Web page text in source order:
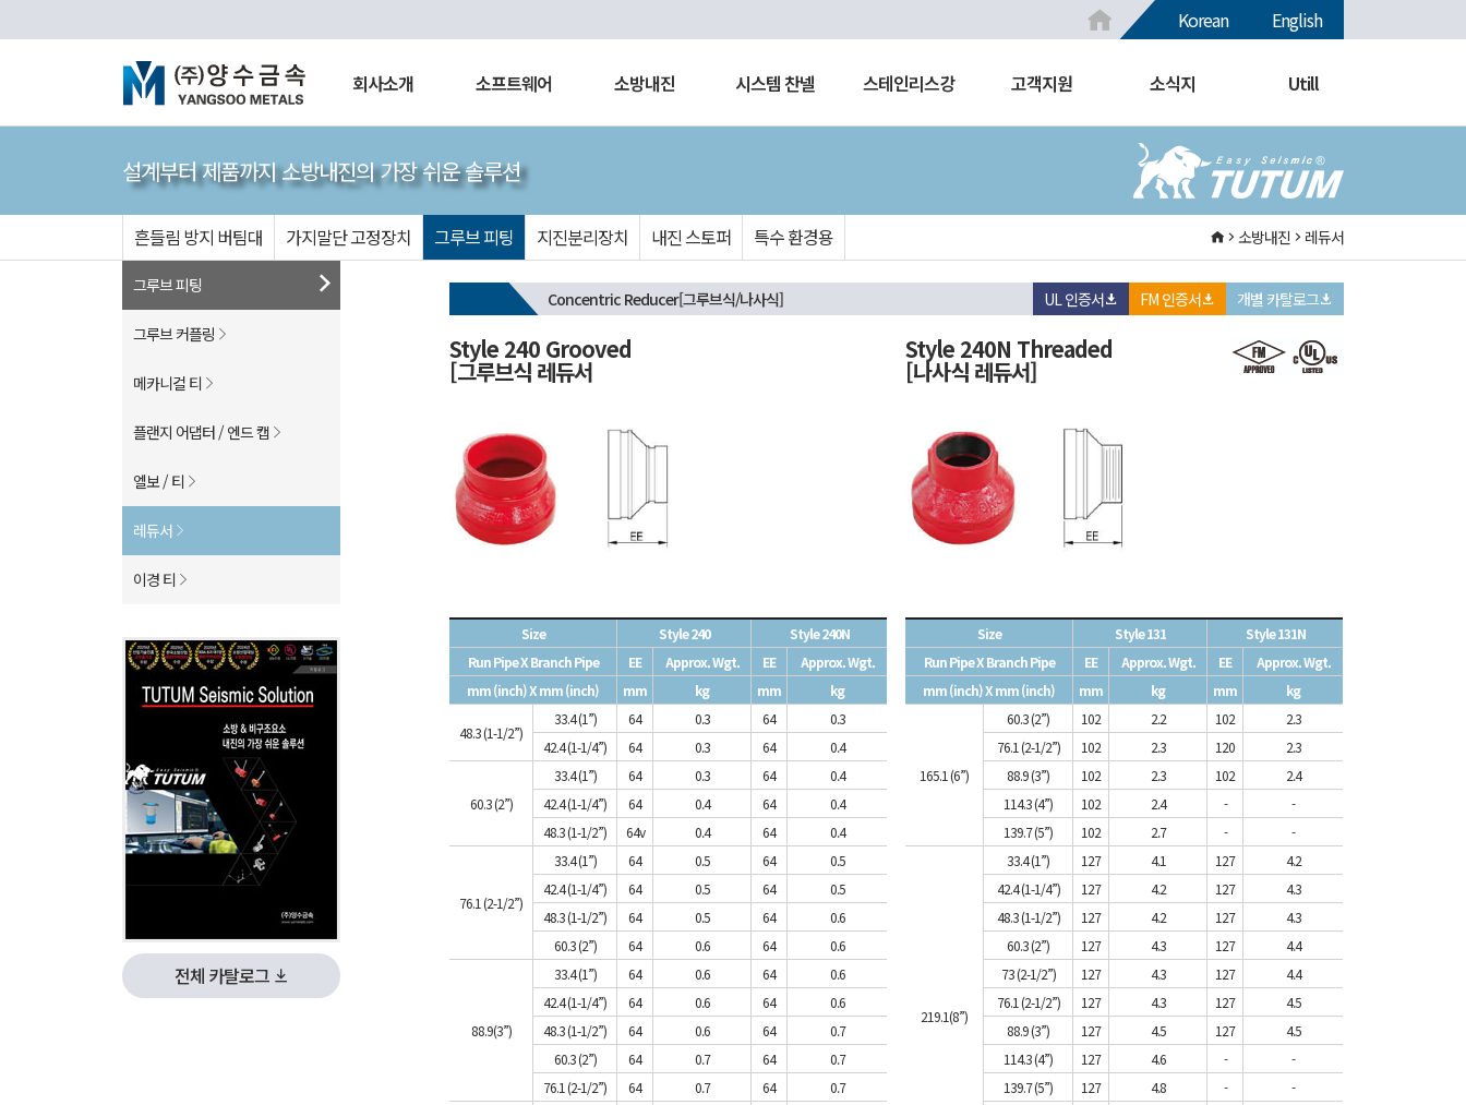
Korean English
회사소개 소프트웨어 소방내진 시스템 찬넬 스테인리스강 고객지원 소식지 Utill
설계부터 제품까지 소방내진의 가장 쉬운 솔루션
흔들림 방지 버팀대 가지말단 고정장치 그루브 피팅 지진분리장치 내진 스토퍼 특수 환경용 소방내진 레듀서
그루브 피팅
그루브 커플링
메카니컬 티
플랜지 어댑터 / 엔드 캡
엘보 / 티
레듀서
이경 티
전체 카탈로그
Concentric Reducer[그루브식/나사식] UL 인증서 FM 인증서 개별 카탈로그
Style 240 Grooved
[그루브식 레듀서
Size Style 240
Style 240N
Run Pipe X Branch Pipe
EE Approx. Wgt. EE
Approx. Wgt.
mm (inch) X mm (inch)
mm kg mm kg
48.3 (1-1/2”)
33.4 (1”) 64 0.3 64
0.3
42.4 (1-1/4”)
64 0.3 64 0.4
60.3 (2”)
33.4 (1”) 64 0.3 64
0.4
42.4 (1-1/4”)
64 0.4 64
0.4
48.3 (1-1/2”)
64v 0.4 64 0.4
76.1 (2-1/2”)
33.4 (1”) 64 0.5 64
0.5
42.4 (1-1/4”)
64 0.5 64
0.5
48.3 (1-1/2”)
64 0.5 64
0.6
60.3 (2”)
64 0.6 64 0.6
88.9(3”)
33.4 (1”) 64 0.6 64
0.6
42.4 (1-1/4”)
64 0.6 64
0.6
48.3 (1-1/2”)
64 0.6 64
0.7
60.3 (2”)
64 0.7 64
0.7
76.1 (2-1/2”)
64 0.7 64 0.7
Style 240N Threaded
[나사식 레듀서]
Size Style 131
Style 131N
Run Pipe X Branch Pipe
EE Approx. Wgt. EE
Approx. Wgt.
mm (inch) X mm (inch)
mm kg mm kg
165.1 (6”)
60.3 (2”) 102 2.2 102
2.3
76.1 (2-1/2”)
102 2.3 120
2.3
88.9 (3”)
102 2.3 102
2.4
114.3 (4”)
102 2.4 -
-
139.7 (5”)
102 2.7 - -
219.1(8”)
33.4 (1”) 127 4.1 127
4.2
42.4 (1-1/4”)
127 4.2 127
4.3
48.3 (1-1/2”)
127 4.2 127
4.3
60.3 (2”)
127 4.3 127
4.4
73 (2-1/2”)
127 4.3 127
4.4
76.1 (2-1/2”)
127 4.3 127
4.5
88.9 (3”)
127 4.5 127
4.5
114.3 (4”)
127 4.6 -
-
139.7 (5”)
127 4.8 -
-